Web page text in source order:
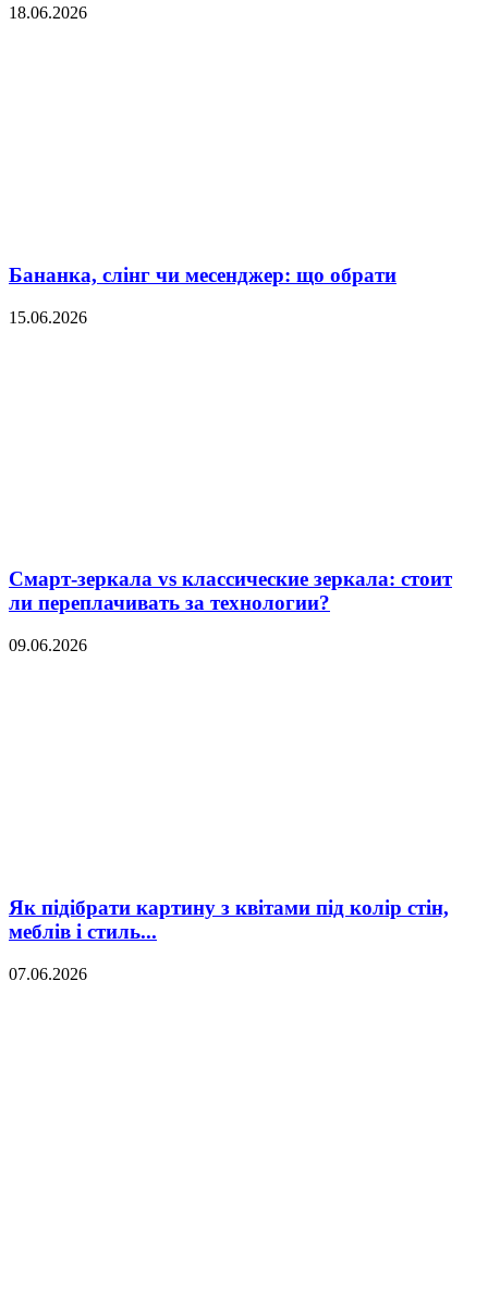
18.06.2026
Бананка, слінг чи месенджер: що обрати
15.06.2026
Смарт-зеркала vs классические зеркала: стоит
ли переплачивать за технологии?
09.06.2026
Як підібрати картину з квітами під колір стін,
меблів і стиль...
07.06.2026